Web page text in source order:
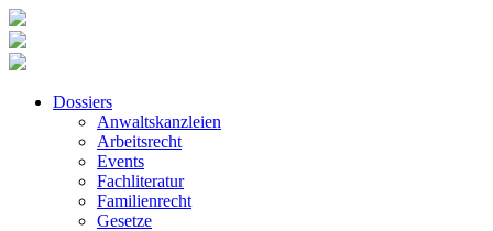
Dossiers
Anwaltskanzleien
Arbeitsrecht
Events
Fachliteratur
Familienrecht
Gesetze